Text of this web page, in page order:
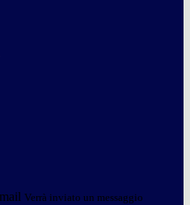
Verrà inviato un messaggio